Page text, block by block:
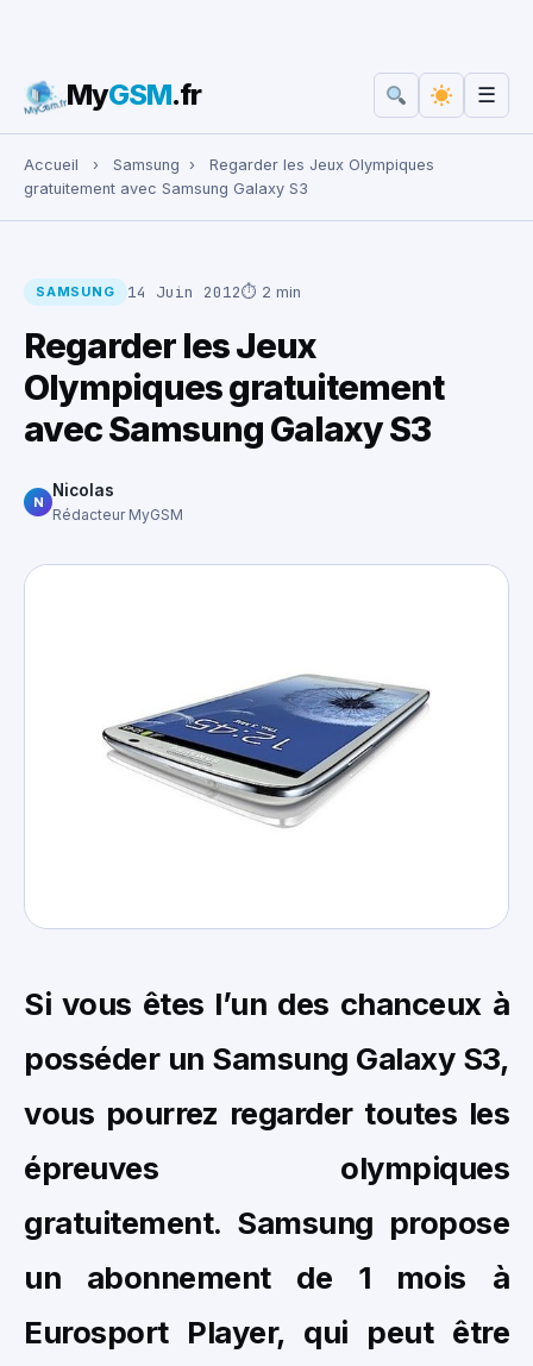
Rechercher :
MyGSM.fr ☰
Accueil › Samsung ›
Regarder les Jeux Olympiques
gratuitement avec Samsung Galaxy S3
SAMSUNG 14 Juin 2012⏱ 2 min
Regarder les Jeux
Olympiques gratuitement
avec Samsung Galaxy S3
N
Nicolas
Rédacteur MyGSM
Si vous êtes l’un des chanceux à
posséder un Samsung Galaxy S3,
vous pourrez regarder toutes les
épreuves olympiques
gratuitement. Samsung propose
un abonnement de 1 mois à
Eurosport Player, qui peut être